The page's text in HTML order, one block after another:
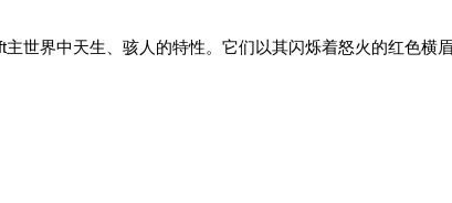
主世界中天生、骇人的特性。它们以其闪烁着怒火的红色